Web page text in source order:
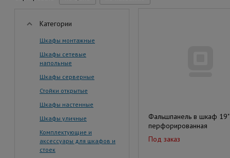
Категории
Шкафы монтажные
Шкафы сетевые
напольные
Шкафы серверные
Стойки открытые
Шкафы настенные
Шкафы уличные
Комплектующие и
аксессуары для шкафов и
стоек
Фальшпанель в шкаф
перфорированная
Под заказ